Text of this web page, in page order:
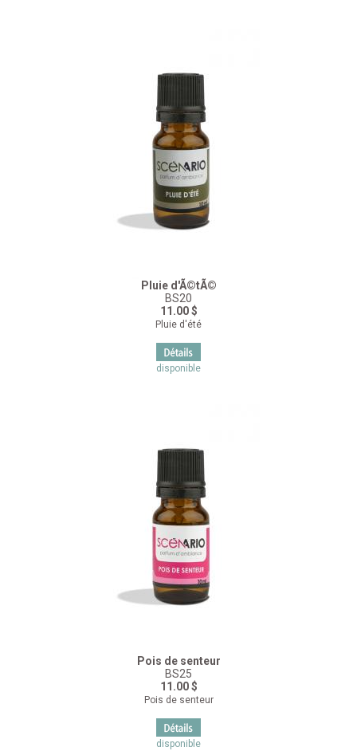
Pluie d'Ã©tÃ©
BS20
11.00 $
Pluie d'été
disponible
Pois de senteur
BS25
11.00 $
Pois de senteur
disponible